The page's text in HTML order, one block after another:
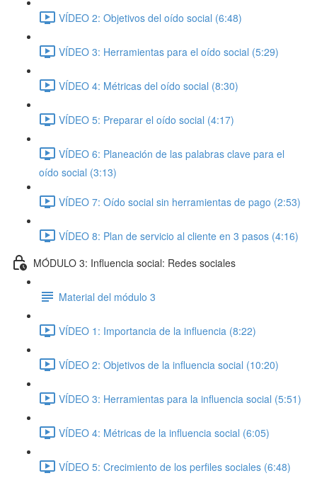
VÍDEO 2: Objetivos del oído social (6:48)
VÍDEO 3: Herramientas para el oído social (5:29)
VÍDEO 4: Métricas del oído social (8:30)
VÍDEO 5: Preparar el oído social (4:17)
VÍDEO 6: Planeación de las palabras clave para el
oído social (3:13)
VÍDEO 7: Oído social sin herramientas de pago (2:53)
VÍDEO 8: Plan de servicio al cliente en 3 pasos (4:16)
MÓDULO 3: Influencia social: Redes sociales
Material del módulo 3
VÍDEO 1: Importancia de la influencia (8:22)
VÍDEO 2: Objetivos de la influencia social (10:20)
VÍDEO 3: Herramientas para la influencia social (5:51)
VÍDEO 4: Métricas de la influencia social (6:05)
VÍDEO 5: Crecimiento de los perfiles sociales (6:48)